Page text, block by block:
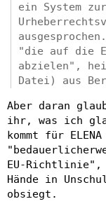
ein System
"die auf die
abzielen",
Datei) aus
Aber daran
ihr, was ich
kommt für
EU-Richtlinie",
Hände in
obsiegt.